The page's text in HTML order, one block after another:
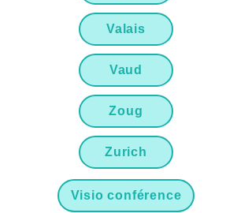
Valais
Vaud
Zoug
Zurich
Visio conférence